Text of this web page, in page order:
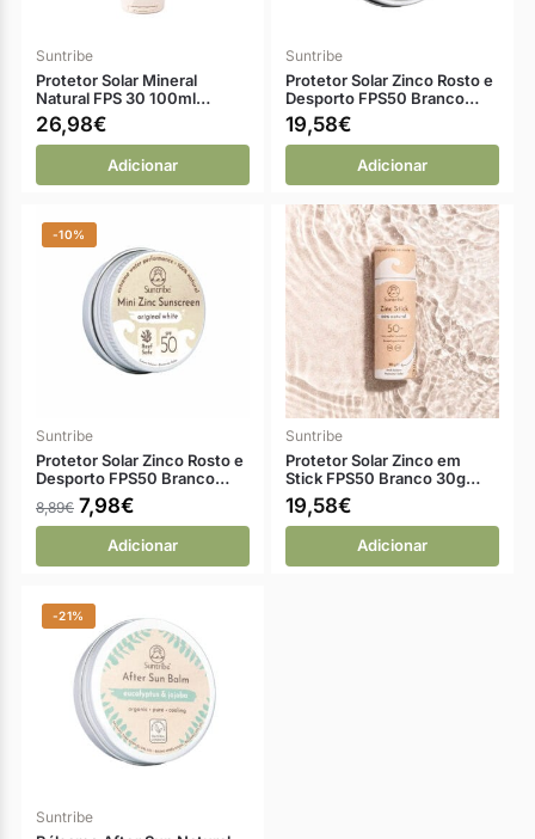
Suntribe
Protetor Solar Mineral
Natural FPS 30 100ml…
26,98€
Adicionar
Suntribe
Protetor Solar Zinco Rosto e
Desporto FPS50 Branco…
19,58€
Adicionar
-10%
Suntribe
Protetor Solar Zinco Rosto e
Desporto FPS50 Branco…
8,89€ 7,98€
Adicionar
Suntribe
Protetor Solar Zinco em
Stick FPS50 Branco 30g…
19,58€
Adicionar
-21%
Suntribe